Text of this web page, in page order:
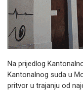
Na prijedlog
Kantonalnog suda u
pritvor u trajanju od